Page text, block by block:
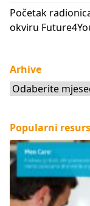
Početak
okviru
Arhive
Arhive
Popularni